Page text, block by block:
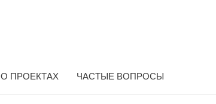
О ПРОЕКТАХ ЧАСТЫЕ ВОПРОСЫ